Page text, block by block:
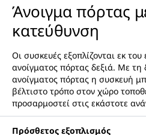
Άνοιγμα πόρτας
κατεύθυνση
Οι συσκευές εξοπλίζονται εκ
ανοίγματος πόρτας δεξιά. Με
ανοίγματος πόρτας η συσκευή
βέλτιστο τρόπο στον χώρο
προσαρμοστεί στις εκάστοτε